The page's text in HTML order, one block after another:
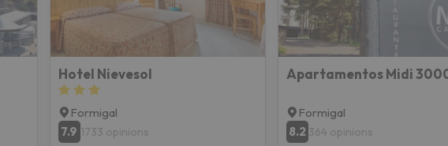
Hotel Nievesol
Formigal
7.9 1733 opinions
Apartamentos Midi
Formigal
8.2 364 opinions